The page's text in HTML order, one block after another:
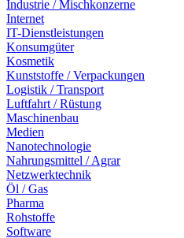
Industrie / Mischkonzerne
Internet
IT-Dienstleistungen
Konsumgüter
Kosmetik
Kunststoffe / Verpackungen
Logistik / Transport
Luftfahrt / Rüstung
Maschinenbau
Medien
Nanotechnologie
Nahrungsmittel / Agrar
Netzwerktechnik
Öl / Gas
Pharma
Rohstoffe
Software